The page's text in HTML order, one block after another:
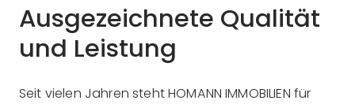
Ausgezeichnete Qualität
und Leistung
Seit vielen Jahren steht HOMANN IMMOBILIEN für